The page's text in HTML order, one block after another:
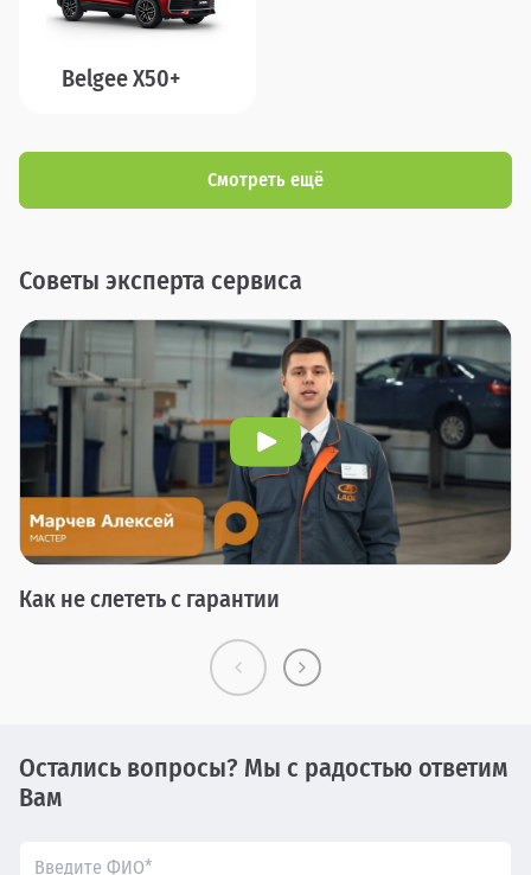
Belgee X50+
Смотреть ещё
Советы эксперта сервиса
Как не слететь с гарантии
Остались вопросы? Мы с радостью ответим
Вам